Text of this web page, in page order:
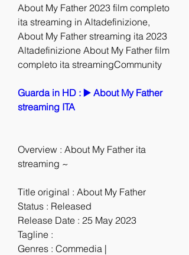
About My Father 2023 film completo
ita streaming in Altadefinizione,
About My Father streaming ita 2023
Altadefinizione About My Father film
completo ita streamingCommunity
Guarda in HD : ▶️ About My Father
streaming ITA
Overview : About My Father ita
streaming ~
Title original : About My Father
Status : Released
Release Date : 25 May 2023
Tagline :
Genres : Commedia |